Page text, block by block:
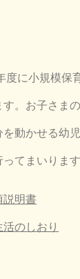
に小規模保
す。お子さま
を動かせる幼
ってまいりま
説明書
のしおり